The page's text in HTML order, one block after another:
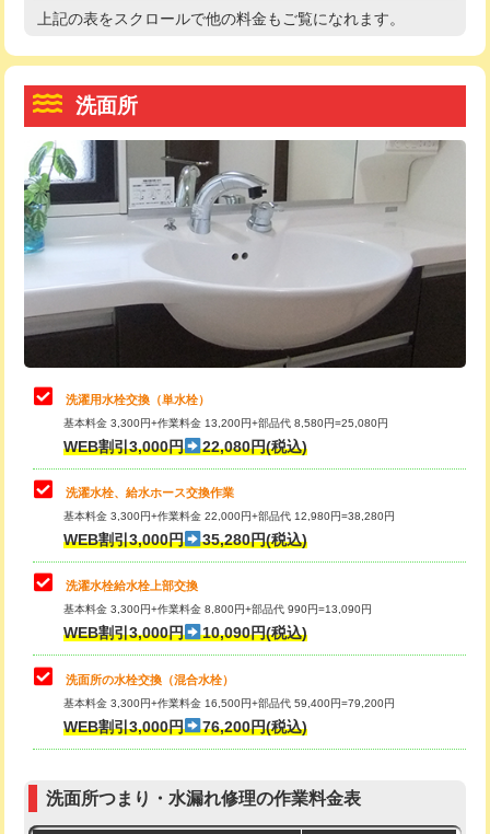
モルタル補修（厚さ10㎝超え） 38,500円
洗面台設置 38,500円
追加人工
廃棄・処分 現場見積
※給水管工事は20mmまでの価格です。
給水管工事※（支持金具設置) 5,500円
給水管工事※（保温材使用（バンド止
め込み）)
5,500円
給水管工事※（土の掘削・埋め戻し作
業)
11,000円
給水管工事※（塩ビ管（VP・HI）使
用/3ｍまで)
33,000円
給水管工事※（塩ビ管（VP・HI）使
用（追加）/3ｍ超え)
給水管工事※（ライニング鋼管・銅
管・ポリ管・HT管使用/3ｍまで)
44,000円
給水管工事※（ライニング鋼管・銅
管・ポリ管・HT管使用/3ｍ超え)
排水管工事（土の掘削・埋め戻し作
業）
排水管工事（排水管工事/3ｍまで） 55,000円
排水管工事（追加 排水管工事/3ｍ超
え）
マス交換（土の掘削・埋め戻し作業）
マス交換（深さ50㎝未満）
マス交換（深さ50㎝以上）
高度高圧洗浄換 現地調査
トーラー機使用/3mまで
追加トーラー機使用/3m超え +3,300円
カメラ調査 33,000円
桝清掃
止水・漏水調査・防水処理・清掃・修
理・調整・分解・加工など（軽作業）
11,000円
止水・漏水調査・防水処理・清掃・修
理・調整・分解・加工など（中作業）
22,000円
止水・漏水調査・防水処理・清掃・修
理・調整・分解・加工など（重作業）
33,000円
キッチンタンク脱着
その他部品の脱着
交換・取付（タンク）
交換・取付(単水栓（壁付・デッキ
式）)
交換・取付(混合水栓（壁付・デッキ
式・ワンホール）)
16,500円+材料費
（P/S/ポップアップ））
上記の表をスクロールで他の料金もご覧になれます。
洗面所
洗濯用水栓交換（単水栓）
基本料金 3,300円+作業料金 13,200円+部品代 8,580円=25,080円
WEB割引3,000円 22,080円(税込)
洗濯水栓、給水ホース交換作業
基本料金 3,300円+作業料金 22,000円+部品代 12,980円=38,280円
WEB割引3,000円 35,280円(税込)
洗濯水栓給水栓上部交換
基本料金 3,300円+作業料金 8,800円+部品代 990円=13,090円
WEB割引3,000円 10,090円(税込)
洗面所の水栓交換（混合水栓）
基本料金 3,300円+作業料金 16,500円+部品代 59,400円=79,200円
WEB割引3,000円 76,200円(税込)
洗面所つまり・水漏れ修理の作業料金表